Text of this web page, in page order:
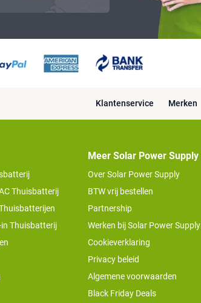
Klantenservice Merken
Thuisbatterij
in Thuisbatterij
Meer Solar Power Supply
Over Solar Power Supply
BTW vrij bestellen
Partnership
Werken bij Solar Power Supply
Cookieverklaring
Privacy beleid
Algemene voorwaarden
Black Friday Deals